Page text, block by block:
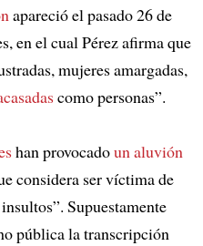
apareció el pasado 26 de
en el cual Pérez afirma que
mujeres amargadas,
como personas”.
han provocadoun aluvión
considera ser víctima de
Supuestamente
pública la transcripción